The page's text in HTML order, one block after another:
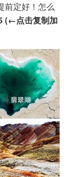
前定好！怎么
(←点击复制加